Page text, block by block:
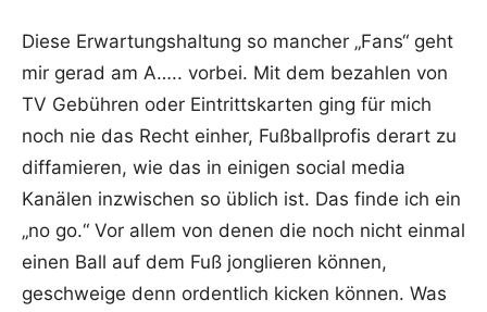
Diese Erwartungshaltung so mancher „Fans“ geht
mir gerad am A….. vorbei. Mit dem bezahlen von
TV Gebühren oder Eintrittskarten ging für mich
noch nie das Recht einher, Fußballprofis derart zu
diffamieren, wie das in einigen social media
Kanälen inzwischen so üblich ist. Das finde ich ein
„no go.“ Vor allem von denen die noch nicht einmal
einen Ball auf dem Fuß jonglieren können,
geschweige denn ordentlich kicken können. Was